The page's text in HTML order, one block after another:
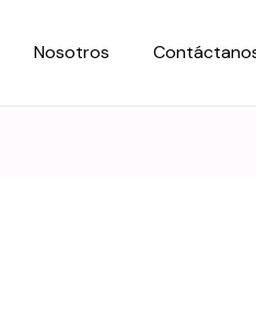
Nosotros